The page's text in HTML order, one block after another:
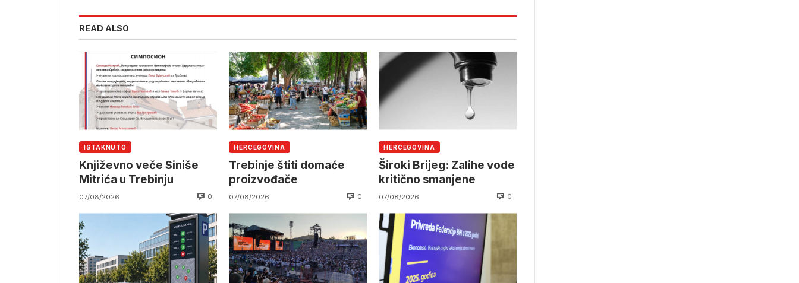
READ ALSO
ISTAKNUTO
Književno veče Siniše
Mitrića u Trebinju
07/08/2026 0
HERCEGOVINA
Trebinje štiti domaće
proizvođače
07/08/2026 0
HERCEGOVINA
Široki Brijeg: Zalihe vode
kritično smanjene
07/08/2026 0